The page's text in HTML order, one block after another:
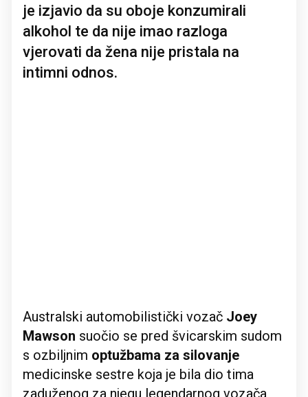
je izjavio da su oboje konzumirali
alkohol te da nije imao razloga
vjerovati da žena nije pristala na
intimni odnos.
Australski automobilistički vozač Joey
Mawson suočio se pred švicarskim sudom
s ozbiljnim optužbama za silovanje
medicinske sestre koja je bila dio tima